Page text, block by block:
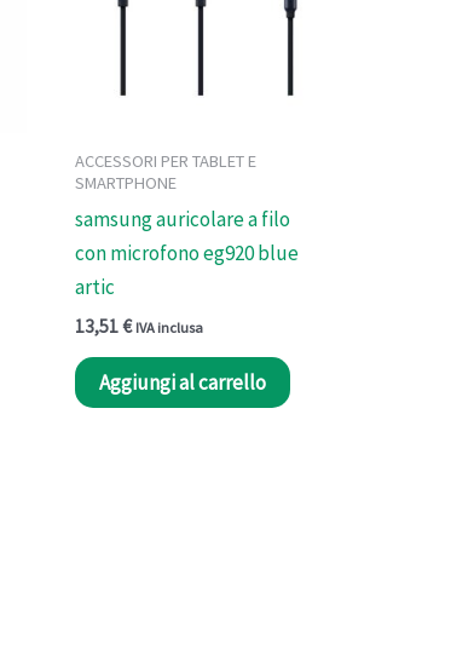
ACCESSORI PER TABLET E
SMARTPHONE
samsung auricolare a filo
con microfono eg920 blue
artic
13,51€ IVA inclusa
Aggiungi al carrello